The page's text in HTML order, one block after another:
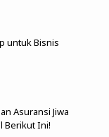
untuk Bisnis
Asuransi Jiwa
Berikut Ini!